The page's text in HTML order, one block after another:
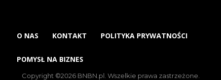
O NAS KONTAKT POLITYKA PRYWATNOŚCI
POMYSŁ NA BIZNES
Copyright ©2026 BNBN.pl. Wszelkie prawa zastrzeżone.